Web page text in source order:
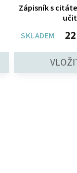
Zápisník s
SKLADEM